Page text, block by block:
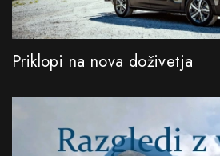
Priklopi na nova doživetja